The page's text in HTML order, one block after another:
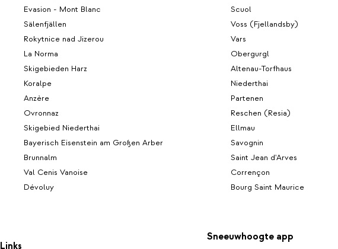
Evasion - Mont Blanc
Sälenfjällen
Rokytnice nad Jizerou
La Norma
Skigebieden Harz
Koralpe
Anzère
Ovronnaz
Skigebied Niederthai
Bayerisch Eisenstein am Großen Arber
Brunnalm
Val Cenis Vanoise
Dévoluy
Scuol
Voss (Fjellandsby)
Vars
Obergurgl
Altenau-Torfhaus
Niederthai
Partenen
Reschen (Resia)
Ellmau
Savognin
Saint Jean d'Arves
Corrençon
Bourg Saint Maurice
Links
Sneeuwhoogte app